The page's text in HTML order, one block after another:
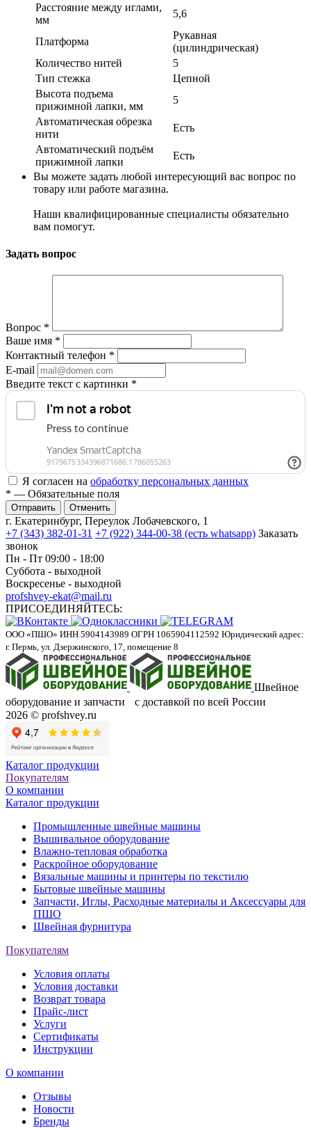
Расстояние между иглами,
мм
5,6
Платформа
Рукавная
(цилиндрическая)
Количество нитей
5
Тип стежка
Цепной
Высота подъема
прижимной лапки, мм
5
Автоматическая обрезка
нити
Есть
Автоматический подъём
прижимной лапки
Есть
Вы можете задать любой интересующий вас вопрос по
товару или работе магазина.
Наши квалифицированные специалисты обязательно
вам помогут.
Задать вопрос
Вопрос *
Ваше имя *
Контактный телефон *
E-mail
Введите текст с картинки *
Я согласен на обработку персональных данных
* — Обязательные поля
Отменить
г. Екатеринбург, Переулок Лобачевского, 1
+7 (343) 382-01-31 +7 (922) 344-00-38 (есть whatsapp) Заказать
звонок
Пн - Пт 09:00 - 18:00
Суббота - выходной
Воскресенье - выходной
profshvey-ekat@mail.ru
ПРИСОЕДИНЯЙТЕСЬ:
ООО «ПШО» ИНН 5904143989 ОГРН 1065904112592 Юридический адрес:
г. Пермь, ул. Дзержинского, 17, помещение 8
Швейное
оборудование и запчасти с доставкой по всей России
2026 © profshvey.ru
Каталог продукции
Покупателям
О компании
Каталог продукции
Промышленные швейные машины
Вышивальное оборудование
Влажно-тепловая обработка
Раскройное оборудование
Вязальные машины и принтеры по текстилю
Бытовые швейные машины
Запчасти, Иглы, Расходные материалы и Аксессуары для
ПШО
Швейная фурнитура
Покупателям
Условия оплаты
Условия доставки
Возврат товара
Прайс-лист
Услуги
Сертификаты
Инструкции
О компании
Отзывы
Новости
Бренды